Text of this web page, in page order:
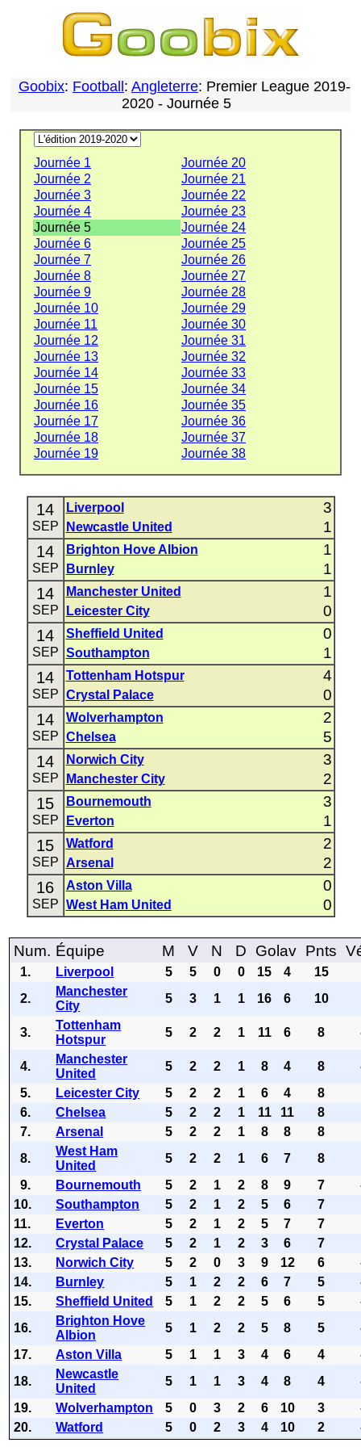
Goobix: Football : Angleterre: Premier League 2019-
2020 - Journée 5
Journée 1
Journée 20
Journée 2
Journée 21
Journée 3
Journée 22
Journée 4
Journée 23
Journée 5
Journée 24
Journée 6
Journée 25
Journée 7
Journée 26
Journée 8
Journée 27
Journée 9
Journée 28
Journée 10
Journée 29
Journée 11
Journée 30
Journée 12
Journée 31
Journée 13
Journée 32
Journée 14
Journée 33
Journée 15
Journée 34
Journée 16
Journée 35
Journée 17
Journée 36
Journée 18
Journée 37
Journée 19
Journée 38
14
SEP
Liverpool 3
Newcastle United 1
14
SEP
Brighton Hove Albion 1
Burnley 1
14
SEP
Manchester United 1
Leicester City 0
14
SEP
Sheffield United 0
Southampton 1
14
SEP
Tottenham Hotspur 4
Crystal Palace 0
14
SEP
Wolverhampton 2
Chelsea 5
14
SEP
Norwich City 3
Manchester City 2
15
SEP
Bournemouth 3
Everton 1
15
SEP
Watford 2
Arsenal 2
16
SEP
Aston Villa 0
West Ham United 0
Num. Équipe M V N D Golav Pnts
1. Liverpool 5 5 0 0 15 4
15
2.
Manchester
City
5 3 1 1 16 6 10
3.
Tottenham
Hotspur
5 2 2 1 11 6 8
4.
Manchester
United
5 2 2 1 8 4 8
5.
Leicester City 5 2 2 1 6 4
8
6.
Chelsea 5 2 2 1 11 11
8
7.
Arsenal 5 2 2 1 8 8
8
8.
West Ham
United
5 2 2 1 6 7
8
9.
Bournemouth 5 2 1 2 8 9 7
10.
Southampton 5 2 1 2 5 6
7
11.
Everton 5 2 1 2 5 7
7
12.
Crystal Palace 5 2 1 2 3 6
7
13.
Norwich City 5 2 0 3 9 12 6
14.
Burnley 5 1 2 2 6 7 5
15.
Sheffield United 5 1 2 2 5 6 5
16.
Brighton Hove
Albion
5 1 2 2 5 8 5
17.
Aston Villa 5 1 1 3 4 6 4
18.
Newcastle
United
5 1 1 3 4 8 4
19.
Wolverhampton 5 0 3 2 6 10 3
20.
Watford 5 0 2 3 4 10 2